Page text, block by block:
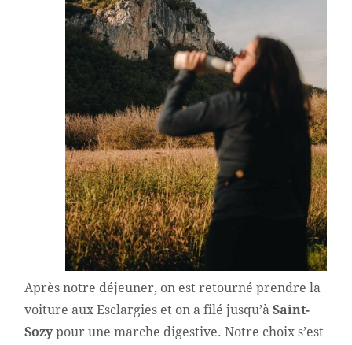
Après notre déjeuner, on est retourné prendre la
voiture aux Esclargies et on a filé jusqu’àSaint-
Sozypour une marche digestive. Notre choix s’est